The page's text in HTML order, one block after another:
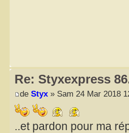
Re: Styxexpress
de Styx » Sam 24 Mar 2018
..et pardon pour ma